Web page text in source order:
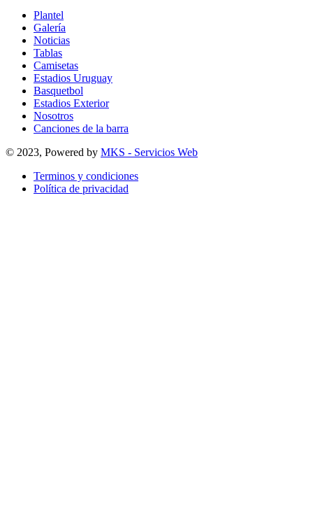
Plantel
Galería
Noticias
Tablas
Camisetas
Estadios Uruguay
Basquetbol
Estadios Exterior
Nosotros
Canciones de la barra
© 2023, Powered by MKS - Servicios Web
Terminos y condiciones
Política de privacidad